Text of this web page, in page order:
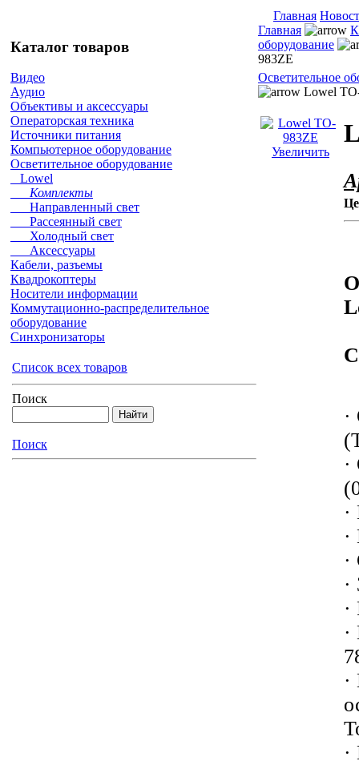
Главная
Каталог товаров
Видео
Аудио
Объективы и аксессуары
Операторская техника
Источники питания
Компьютерное оборудование
Осветительное оборудование
Lowel
Комплекты
Направленный свет
Рассеянный свет
Холодный свет
Аксессуары
Кабели, разъемы
Квадрокоптеры
Носители информации
Коммутационно-распределительное
оборудование
Синхронизаторы
Список всех товаров
Поиск
Поиск
Главная
оборудование
983ZE
Осветительное
Lowel
Увеличить